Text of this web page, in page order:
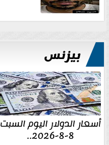
بيزنس
أسعار الدولار اليوم السبت
8-8-2026..